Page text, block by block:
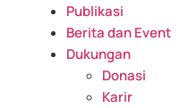
Publikasi
Berita dan Event
Dukungan
Donasi
Karir